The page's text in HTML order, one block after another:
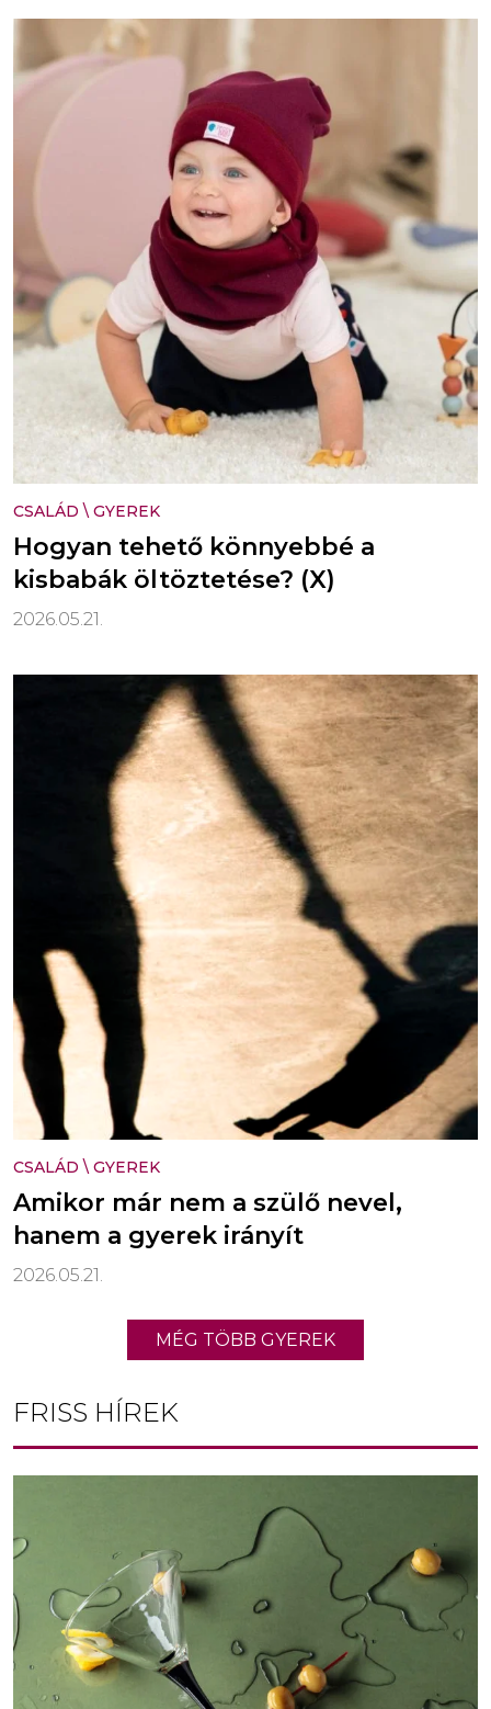
CSALÁD \ GYEREK
Hogyan tehető könnyebbé a
kisbabák öltöztetése? (X)
2026.05.21.
CSALÁD \ GYEREK
Amikor már nem a szülő nevel,
hanem a gyerek irányít
2026.05.21.
MÉG TÖBB GYEREK
FRISS HÍREK